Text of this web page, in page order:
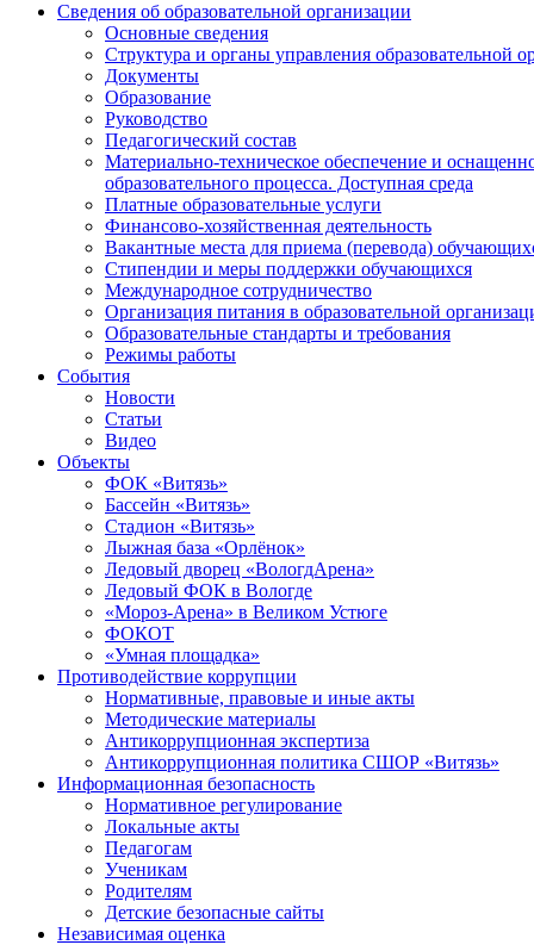
Сведения об образовательной организации
Основные сведения
Структура и органы управления образовательной
Документы
Образование
Руководство
Педагогический состав
Материально-техническое обеспечение и
образовательного процесса. Доступная среда
Платные образовательные услуги
Финансово-хозяйственная деятельность
Вакантные места для приема (перевода)
Стипендии и меры поддержки обучающихся
Международное сотрудничество
Организация питания в образовательной
Образовательные стандарты и требования
Режимы работы
События
Новости
Статьи
Видео
Объекты
ФОК «Витязь»
Бассейн «Витязь»
Стадион «Витязь»
Лыжная база «Орлёнок»
Ледовый дворец «ВологдАрена»
Ледовый ФОК в Вологде
«Мороз-Арена» в Великом Устюге
ФОКОТ
«Умная площадка»
Противодействие коррупции
Нормативные, правовые и иные акты
Методические материалы
Антикоррупционная экспертиза
Антикоррупционная политика СШОР «Витязь»
Информационная безопасность
Нормативное регулирование
Локальные акты
Педагогам
Ученикам
Родителям
Детские безопасные сайты
Независимая оценка